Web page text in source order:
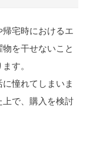
宅時におけるエ
を干せないこと
す。
憧れてしまいま
で、購入を検討